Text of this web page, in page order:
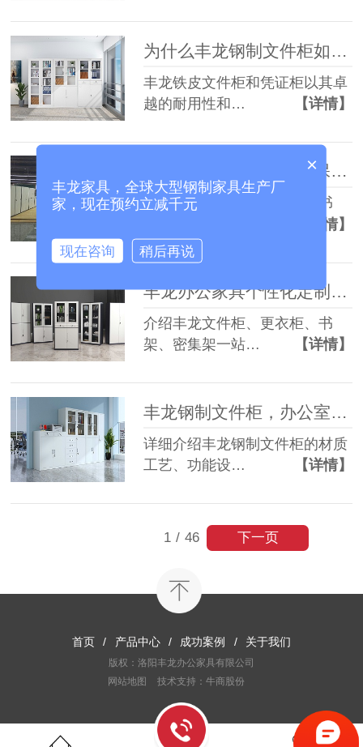
为什么丰龙钢制文件柜如此受欢迎？
丰龙铁皮文件柜和凭证柜以其卓
越的耐用性和…
【详情】
丰龙钢制办公家具日常保养与使用规范
分享丰龙文件柜、更衣柜、书
【详情】
丰龙办公家具个性化定制，适配各类场地需求
介绍丰龙文件柜、更衣柜、书
架、密集架一站…
【详情】
丰龙钢制文件柜，办公室资料收纳标准化优选
详细介绍丰龙钢制文件柜的材质
工艺、功能设…
【详情】
1 / 46 下一页
首页 / 产品中心 / 成功案例 / 关于我们
版权：洛阳丰龙办公家具有限公司
网站地图
技术支持：牛商股份
×
丰龙家具，全球大型钢制家具生产厂
家，现在预约立减千元
现在咨询 稍后再说